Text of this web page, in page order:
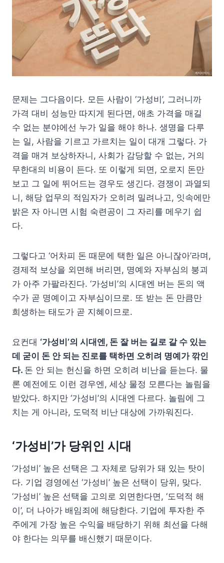
문제는 그다음이다. 모든 사람이 ‘가성비’, 그러니까
가격 대비 성능만 따지게 된다면, 애초 가격을 매길
수 없는 분야에선 누가 일을 해야 하나. 생명을 다루
는 일, 사람을 기르고 가르치는 일이 대개 그렇다. 가
격을 매겨 보상하자니, 사회가 감당할 수 없는, 거의
무한대의 비용이 든다. 또 이렇게 되면, 오로지 돈만
보고 그 일에 뛰어드는 경우도 생긴다. 경쟁이 과열되
니, 해당 업무의 적임자가 오히려 밀려나고, 잇속에만
밝은 자 아니면 시험 숙련공이 그 자리를 메우기 쉽
다.
그렇다고 ‘어차피 돈 때문에 택한 일은 아니잖아’라며,
경제적 보상을 외면해 버리면, 명예와 자부심의 붕괴
가 아주 가팔라진다. ‘가성비’의 시대엔 버는 돈의 액
수가 곧 명예이고 자부심이므로. 또 받는 돈 만큼만
희생하는 태도가 곧 지혜이므로.
요컨대 ‘가성비’의 시대엔, 돈 잘 버는 길로 갈 수 있는
데 굳이 돈 안 되는 진로를 택하면 오히려 명예가 깎인
다. 돈 안 되는 헌신을 하면 오히려 비난을 듣는다. 물
론 예전에도 이런 경우엔, 세상 물정 모른다는 놀림을
받았다. 하지만 ‘가성비’의 시대엔 다르다. 놀림에 그
치는 게 아니라, 도덕적 비난 대상에 가까워진다.
‘가성비’가 당위인 시대
‘가성비’ 높은 선택은 그 자체로 당위가 돼 있는 탓이
다. 기업 경영에선 ‘가성비’ 높은 선택이 당위, 맞다.
‘가성비’ 높은 선택을 고의로 외면한다면, ‘도덕적 해
이’, 더 나아가 배임죄에 해당한다. 기업에 투자한 주
주에게 가장 높은 수익을 배당하기 위해 최선을 다해
야 한다는 의무를 배신했기 때문이다.